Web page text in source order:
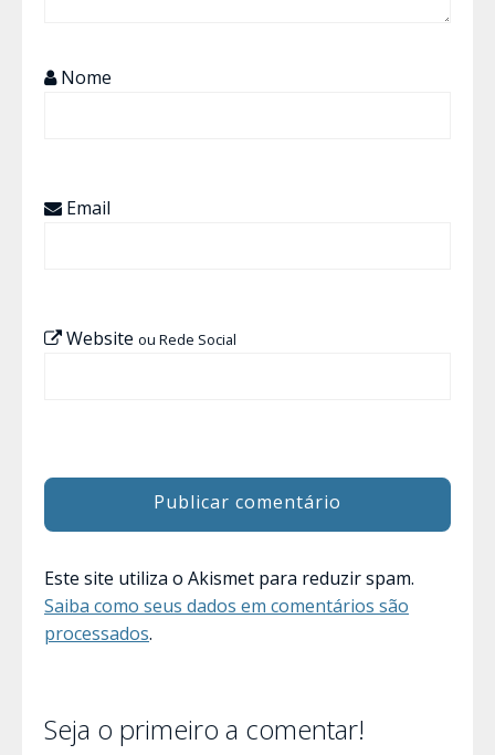
Nome
Email
Website ou Rede Social
Este site utiliza o Akismet para reduzir spam.
Saiba como seus dados em comentários são
processados.
Seja o primeiro a comentar!